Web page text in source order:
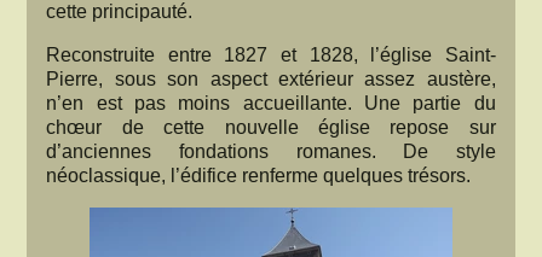
cette principauté.
Reconstruite entre 1827 et 1828, l’église Saint-
Pierre, sous son aspect extérieur assez austère,
n’en est pas moins accueillante. Une partie du
chœur de cette nouvelle église repose sur
d’anciennes fondations romanes. De style
néoclassique, l’édifice renferme quelques trésors.